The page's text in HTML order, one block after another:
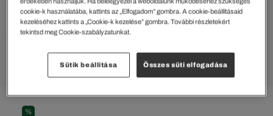
%
cookie-k használatába, kattints az „Elfogadom” gombra. A cookie-beállításaid
kezeléséhez kattints a „Cookie-k kezelése” gombra. További részletekért
tekintsd meg Cookie-szabályzatunkat.
Sütik beállítása Összes süti elfogadása